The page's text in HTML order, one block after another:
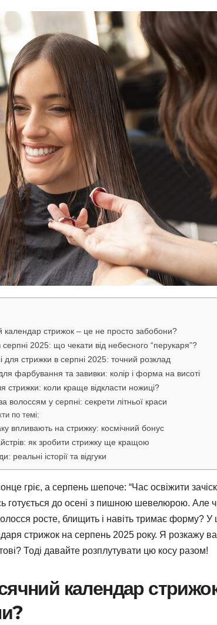
календар стрижок – це не просто забобони?
2025: що чекати від небесного “перукаря”?
для стрижки в серпні 2025: точний розклад
фарбування та завивки: колір і форма на висоті
стрижки: коли краще відкласти ножиці?
волоссям у серпні: секрети літньої краси
по темі:
впливають на стрижку: космічний бонус
як зробити стрижку ще кращою
реальні історії та відгуки
гріє, а серпень шепоче: “Час освіжити
готується до осені з пишною шевелюрою.
росте, блищить і навіть тримає форму? У
стрижок на серпень 2025 року. Я розкажу
Тоді давайте розплутувати цю косу разом!
календар